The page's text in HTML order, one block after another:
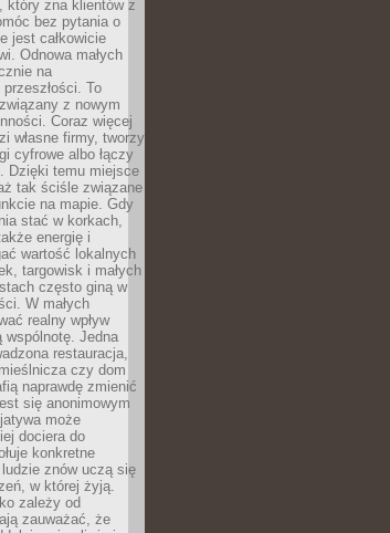
który zna klientów z
bez pytania o
jest całkowicie
Odnowa małych
na
To
z nowym
Coraz więcej
własne firmy, tworzy
cyfrowe albo łączy
Dzięki temu miejsce
tak ściśle związane
na mapie. Gdy
stać w korkach,
energię i
wartość lokalnych
targowisk i małych
często giną w
W małych
realny wpływ
wspólnotę. Jedna
restauracja,
czy dom
naprawdę zmienić
się anonimowym
może
dociera do
konkretne
znów uczą się
w której żyją.
zależy od
zauważać, że